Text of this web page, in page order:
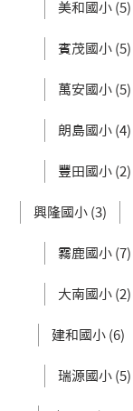
美和國小 (5)
賓茂國小 (5)
萬安國小 (5)
朗島國小 (4)
豐田國小 (2)
興隆國小 (3)
霧鹿國小 (7)
大南國小 (2)
建和國小 (6)
瑞源國小 (5)